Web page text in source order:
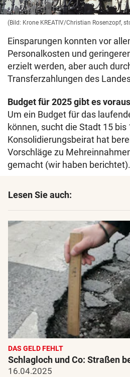
(Bild: Krone KREATIV/Christian Rosenzopf,
Einsparungen konnten vor
Personalkosten und
erzielt werden, aber auch
Transferzahlungen des
Budget für 2025 gibt es
Um ein Budget für das
können, sucht die Stadt 15 bis
Konsolidierungsbeirat hat
Vorschläge zu
gemacht (wir haben berichtet).
Lesen Sie auch:
DAS GELD FEHLT
Schlagloch und Co: Straßen
16.04.2025